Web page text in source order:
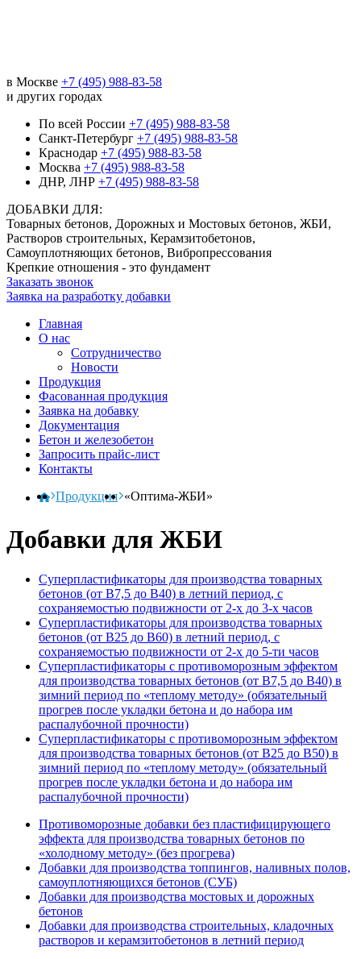
в Москве +7 (495) 988-83-58
и других городах
По всей России +7 (495) 988-83-58
Санкт-Петербург +7 (495) 988-83-58
Краснодар +7 (495) 988-83-58
Москва +7 (495) 988-83-58
ДНР, ЛНР +7 (495) 988-83-58
ДОБАВКИ ДЛЯ:
Товарных бетонов, Дорожных и Мостовых бетонов, ЖБИ,
Растворов строительных, Керамзитобетонов,
Самоуплотняющих бетонов, Вибропрессования
Крепкие отношения - это фундамент
Заказать звонок
Заявка на разработку добавки
Главная
О нас
Сотрудничество
Новости
Продукция
Фасованная продукция
Заявка на добавку
Документация
Бетон и железобетон
Запросить прайс-лист
Контакты
Продукция «Оптима-ЖБИ»
Добавки для ЖБИ
Суперпластификаторы для производства товарных
бетонов (от В7,5 до В40) в летний период, с
сохраняемостью подвижности от 2-х до 3-х часов
Суперпластификаторы для производства товарных
бетонов (от В25 до В60) в летний период, с
сохраняемостью подвижности от 2-х до 5-ти часов
Суперпластификаторы с противоморозным эффектом
для производства товарных бетонов (от В7,5 до В40) в
зимний период по «теплому методу» (обязательный
прогрев после укладки бетона и до набора им
распалубочной прочности)
Суперпластификаторы с противоморозным эффектом
для производства товарных бетонов (от В25 до В50) в
зимний период по «теплому методу» (обязательный
прогрев после укладки бетона и до набора им
распалубочной прочности)
Противоморозные добавки без пластифицирующего
эффекта для производства товарных бетонов по
«холодному методу» (без прогрева)
Добавки для производства топпингов, наливных полов,
самоуплотняющихся бетонов (СУБ)
Добавки для производства мостовых и дорожных
бетонов
Добавки для производства строительных, кладочных
растворов и керамзитобетонов в летний период